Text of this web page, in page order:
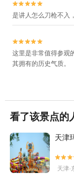


是讲人怎么刀枪不入


这里是非常值得参观
其拥有的历史气质。
看了该景点的
天津
天津·